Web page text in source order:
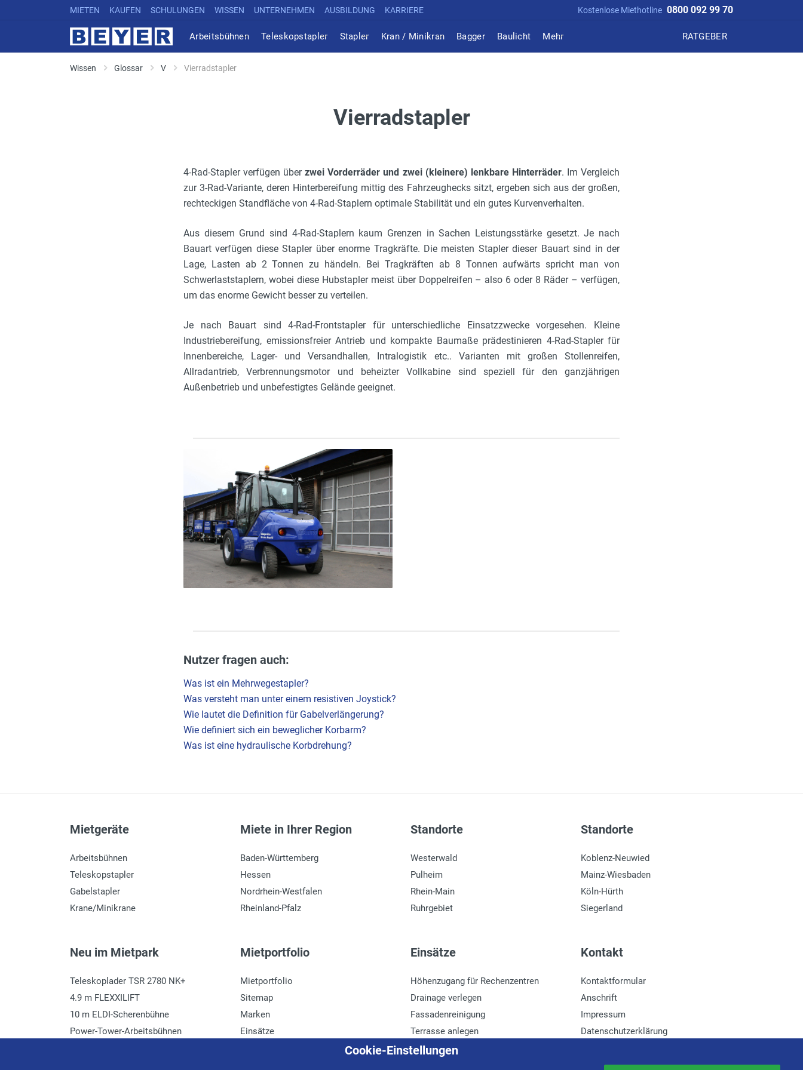
MIETEN KAUFEN SCHULUNGEN WISSEN UNTERNEHMEN AUSBILDUNG KARRIERE Kostenlose Miethotline 0800 092 99 70
Arbeitsbühnen Teleskopstapler Stapler Kran / Minikran Bagger Baulicht Mehr RATGEBER
Wissen Glossar V Vierradstapler
Vierradstapler
4-Rad-Stapler verfügen überzwei Vorderräder und zwei (kleinere) lenkbare Hinterräder. Im Vergleich
zur 3-Rad-Variante, deren Hinterbereifung mittig des Fahrzeughecks sitzt, ergeben sich aus der großen,
rechteckigen Standfläche von 4-Rad-Staplern optimale Stabilität und ein gutes Kurvenverhalten.
Aus diesem Grund sind 4-Rad-Staplern kaum Grenzen in Sachen Leistungsstärke gesetzt. Je nach
Bauart verfügen diese Stapler über enorme Tragkräfte. Die meisten Stapler dieser Bauart sind in der
Lage, Lasten ab 2 Tonnen zu händeln. Bei Tragkräften ab 8 Tonnen aufwärts spricht man von
Schwerlaststaplern, wobei diese Hubstapler meist über Doppelreifen – also 6 oder 8 Räder – verfügen,
um das enorme Gewicht besser zu verteilen.
Je nach Bauart sind 4-Rad-Frontstapler für unterschiedliche Einsatzzwecke vorgesehen. Kleine
Industriebereifung, emissionsfreier Antrieb und kompakte Baumaße prädestinieren 4-Rad-Stapler für
Innenbereiche, Lager- und Versandhallen, Intralogistik etc.. Varianten mit großen Stollenreifen,
Allradantrieb, Verbrennungsmotor und beheizter Vollkabine sind speziell für den ganzjährigen
Außenbetrieb und unbefestigtes Gelände geeignet.
Nutzer fragen auch:
Was ist ein Mehrwegestapler?
Was versteht man unter einem resistiven Joystick?
Wie lautet die Definition für Gabelverlängerung?
Wie definiert sich ein beweglicher Korbarm?
Was ist eine hydraulische Korbdrehung?
Mietgeräte
Arbeitsbühnen
Teleskopstapler
Gabelstapler
Krane/Minikrane
Miete in Ihrer Region
Baden-Württemberg
Hessen
Nordrhein-Westfalen
Rheinland-Pfalz
Standorte
Westerwald
Pulheim
Rhein-Main
Ruhrgebiet
Standorte
Koblenz-Neuwied
Mainz-Wiesbaden
Köln-Hürth
Siegerland
Neu im Mietpark
Teleskoplader TSR 2780 NK+
4.9 m FLEXXILIFT
10 m ELDI-Scherenbühne
Power-Tower-Arbeitsbühnen
Mietportfolio
Mietportfolio
Sitemap
Marken
Einsätze
Einsätze
Höhenzugang für Rechenzentren
Drainage verlegen
Fassadenreinigung
Terrasse anlegen
Ladenbau
Kontakt
Kontaktformular
Anschrift
Impressum
Datenschutzerklärung
Cookie-Einstellungen